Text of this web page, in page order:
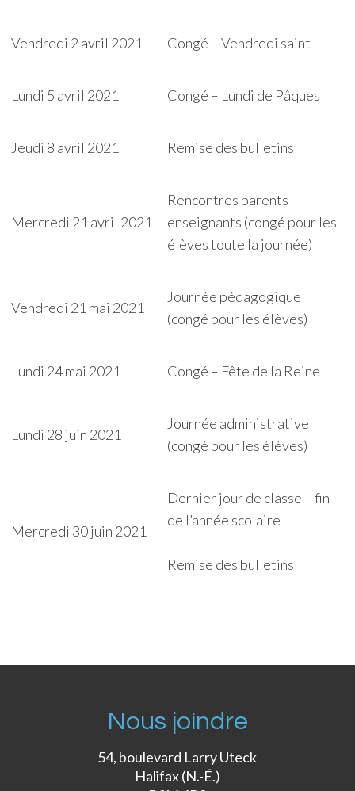
Vendredi 2 avril 2021 Congé – Vendredi saint
Lundi 5 avril 2021 Congé – Lundi de Pâques
Jeudi 8 avril 2021 Remise des bulletins
Mercredi 21 avril 2021
Rencontres parents-
enseignants (congé pour les
élèves toute la journée)
Vendredi 21 mai 2021
Journée pédagogique
(congé pour les élèves)
Lundi 24 mai 2021 Congé – Fête de la Reine
Lundi 28 juin 2021
Journée administrative
(congé pour les élèves)
Mercredi 30 juin 2021
Dernier jour de classe – fin
de l’année scolaire
Remise des bulletins
Nous joindre
54, boulevard Larry Uteck
Halifax (N.-É.)